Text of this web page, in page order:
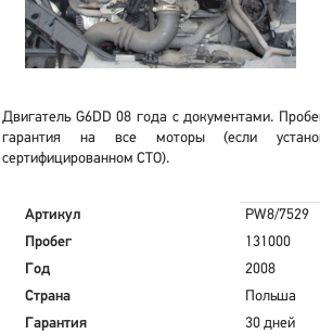
Двигатель G6DD 08 года с документами.
гарантия на все моторы (если
сертифицированном СТО).
Артикул
PW8/7529
Пробег
131000
Год
2008
Страна
Польша
Гарантия
30 дней